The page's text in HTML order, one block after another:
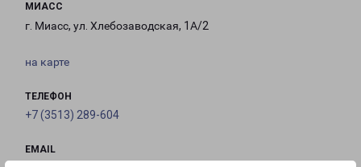
МИАСС
г. Миасс, ул. Хлебозаводская, 1А/2
на карте
ТЕЛЕФОН
+7 (3513) 289-604
EMAIL